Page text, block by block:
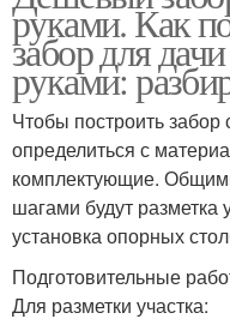
руками. Как
забор для
руками:
Чтобы построить
определиться с
комплектующие.
шагами будут разметка
установка опорных
Подготовительные
Для разметки участка: